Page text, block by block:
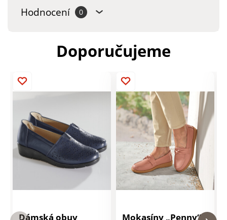
Hodnocení 0
Doporučujeme
Dámská obuv
Mokasíny „Penny“